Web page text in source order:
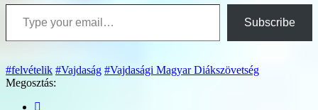
Type your email…
Subscribe
#felvételik #Vajdaság #Vajdasági Magyar Diákszövetség
Megosztás: